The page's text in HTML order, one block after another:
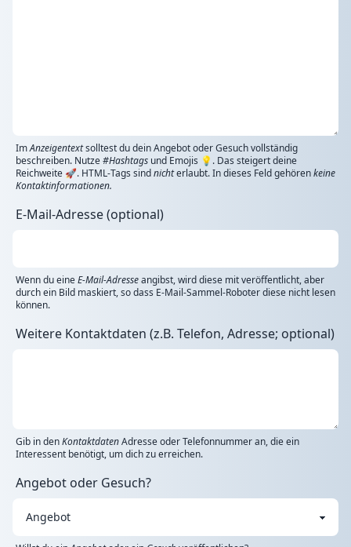
ImAnzeigentextsolltest du dein Angebot oder Gesuch vollständig
beschreiben. Nutze#Hashtags und Emojis 💡. Das steigert deine
Reichweite 🚀. HTML-Tags sindnichterlaubt. In dieses Feld gehörenkeine
Kontaktinformationen.
E-Mail-Adresse (optional)
Wenn du eineE-Mail-Adresseangibst, wird diese mit veröffentlicht, aber
durch ein Bild maskiert, so dass E-Mail-Sammel-Roboter diese nicht lesen
können.
Weitere Kontaktdaten (z.B. Telefon, Adresse; optional)
Gib in denKontaktdatenAdresse oder Telefonnummer an, die ein
Interessent benötigt, um dich zu erreichen.
Angebot oder Gesuch?